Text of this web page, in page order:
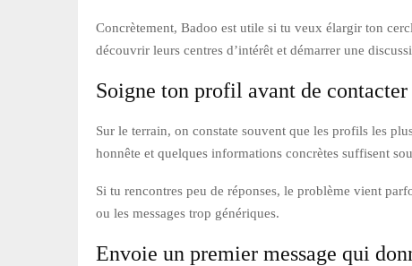
Concrètement, Badoo est utile si tu veux élargir ton
découvrir leurs centres d’intérêt et démarrer une
Soigne ton profil avant de contacter
Sur le terrain, on constate souvent que les profils les
honnête et quelques informations concrètes suffisent
Si tu rencontres peu de réponses, le problème vient
ou les messages trop génériques.
Envoie un premier message qui